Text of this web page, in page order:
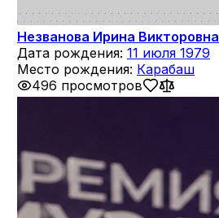
Незванова Ирина Викторовна
Дата рождения: 11 июля 1979
Место рождения: Карабаш
496 просмотров